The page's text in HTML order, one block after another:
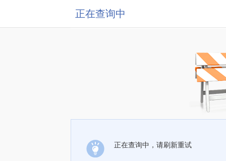
正在查询中
正在查询中，请刷新重试